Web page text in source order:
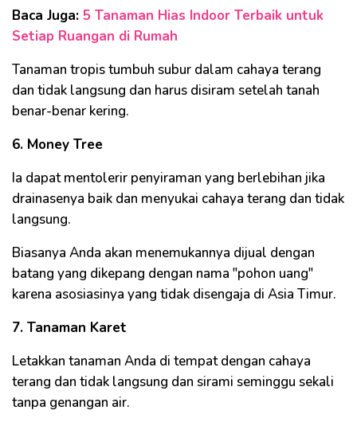
Baca Juga: 5 Tanaman Hias Indoor Terbaik untuk
Setiap Ruangan di Rumah
Tanaman tropis tumbuh subur dalam cahaya terang
dan tidak langsung dan harus disiram setelah tanah
benar-benar kering.
6. Money Tree
Ia dapat mentolerir penyiraman yang berlebihan jika
drainasenya baik dan menyukai cahaya terang dan tidak
langsung.
Biasanya Anda akan menemukannya dijual dengan
batang yang dikepang dengan nama "pohon uang"
karena asosiasinya yang tidak disengaja di Asia Timur.
7. Tanaman Karet
Letakkan tanaman Anda di tempat dengan cahaya
terang dan tidak langsung dan sirami seminggu sekali
tanpa genangan air.